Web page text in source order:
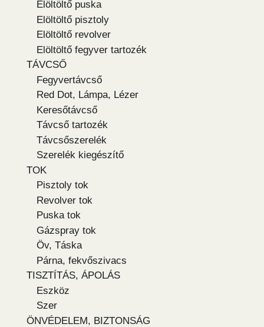
Elöltöltő puska
Elöltöltő pisztoly
Elöltöltő revolver
Elöltöltő fegyver tartozék
TÁVCSŐ
Fegyvertávcső
Red Dot, Lámpa, Lézer
Keresőtávcső
Távcső tartozék
Távcsőszerelék
Szerelék kiegészítő
TOK
Pisztoly tok
Revolver tok
Puska tok
Gázspray tok
Öv, Táska
Párna, fekvőszivacs
TISZTÍTÁS, ÁPOLÁS
Eszköz
Szer
ÖNVÉDELEM, BIZTONSÁG